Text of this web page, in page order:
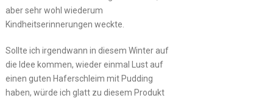
aber sehr wohl wiederum
Kindheitserinnerungen weckte.
Sollte ich irgendwann in diesem Winter auf
die Idee kommen, wieder einmal Lust auf
einen guten Haferschleim mit Pudding
haben, würde ich glatt zu diesem Produkt